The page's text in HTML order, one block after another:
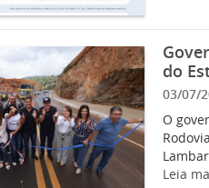
do
03/07/
O
Leia